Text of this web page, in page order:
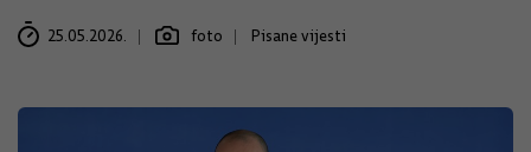
25.05.2026. foto Pisane vijesti